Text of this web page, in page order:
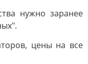
нужно заранее
цены на все